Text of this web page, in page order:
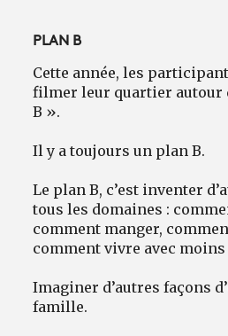
PLAN B
Cette année, les
filmer leur quartier autour
B ».
Il y a toujours un plan B.
Le plan B, c’est inventer
tous les domaines :
comment manger,
comment vivre avec moins
Imaginer d’autres façons
famille.